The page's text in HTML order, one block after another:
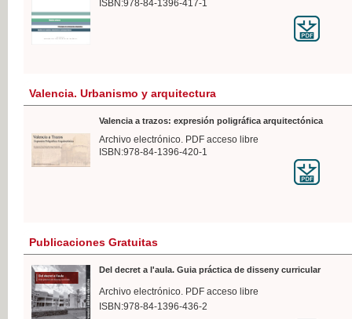
ISBN:978-84-1396-417-1
Valencia. Urbanismo y arquitectura
Valencia a trazos: expresión poligráfica arquitectónica
Archivo electrónico. PDF acceso libre
ISBN:978-84-1396-420-1
Publicaciones Gratuitas
Del decret a l'aula. Guia práctica de disseny curricular
Archivo electrónico. PDF acceso libre
ISBN:978-84-1396-436-2